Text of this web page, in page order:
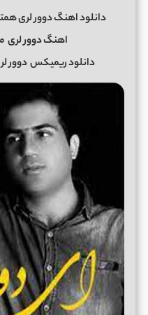
دانلود اهنگ دوور لری
اهنگ دوور لری
دانلود ریمیکسدوور